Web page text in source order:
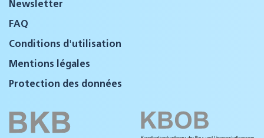
Newsletter
FAQ
Conditions d'utilisation
Mentions légales
Protection des données